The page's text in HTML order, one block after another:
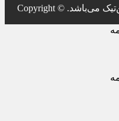
می‌باشد. Copyright ©